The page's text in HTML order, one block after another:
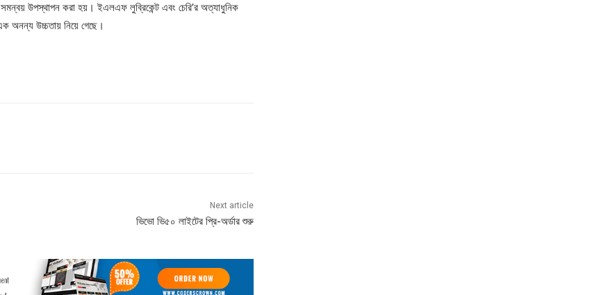
সমন্বয় উপস্থাপন করা হয়। ইএলএফ লুব্রিকেন্ট এবং চেরি’র অত্যাধুনিক
অনন্য উচ্চতায় নিয়ে গেছে।
Next article
ভিভো ভি৫০ লাইটের প্রি-অর্ডার শুরু